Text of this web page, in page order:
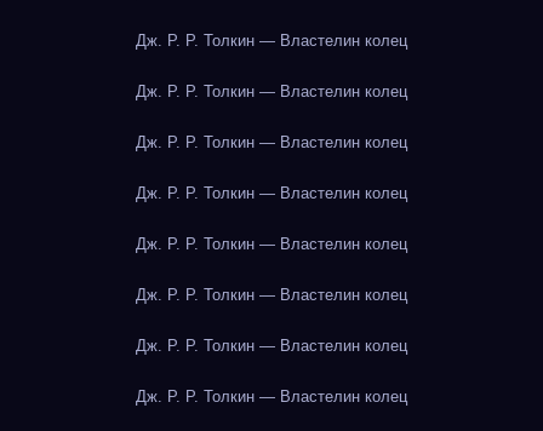
Дж. Р. Р. Толкин — Властелин колец
Дж. Р. Р. Толкин — Властелин колец
Дж. Р. Р. Толкин — Властелин колец
Дж. Р. Р. Толкин — Властелин колец
Дж. Р. Р. Толкин — Властелин колец
Дж. Р. Р. Толкин — Властелин колец
Дж. Р. Р. Толкин — Властелин колец
Дж. Р. Р. Толкин — Властелин колец